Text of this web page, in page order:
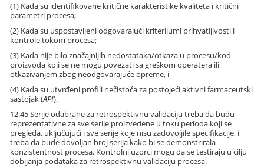
(1) Kada su identifikovane kritične karakteristike kvaliteta i kritični
parametri procesa;
(2) Kada su uspostavljeni odgovarajući kriterijumi prihvatljivosti i
kontrole tokom procesa;
(3) Kada nije bilo značajnijih nedostataka/otkaza u procesu/kod
proizvoda koji se ne mogu povezati sa greškom operatera ili
otkazivanjem zbog neodgovarajuće opreme, i
(4) Kada su utvrđeni profili nečistoća za postojeći aktivni farmaceutski
sastojak (API).
12.45 Serije odabrane za retrospektivnu validaciju treba da budu
reprezentativne za sve serije proizvedene u toku perioda koji se
pregleda, uključujući i sve serije koje nisu zadovoljile specifikacije, i
treba da bude dovoljan broj serija kako bi se demonstrirala
konzistentnost procesa. Kontrolni uzorci mogu da se testiraju u cilju
dobijanja podataka za retrospektivnu validaciju procesa.